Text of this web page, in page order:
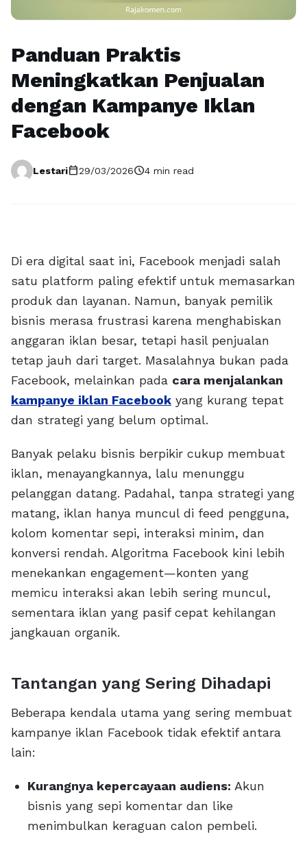
Panduan Praktis
Meningkatkan Penjualan
dengan Kampanye Iklan
Facebook
Lestaricalendar_today29/03/2026schedule4 min read
Di era digital saat ini, Facebook menjadi salah
satu platform paling efektif untuk memasarkan
produk dan layanan. Namun, banyak pemilik
bisnis merasa frustrasi karena menghabiskan
anggaran iklan besar, tetapi hasil penjualan
tetap jauh dari target. Masalahnya bukan pada
Facebook, melainkan pada cara menjalankan
kampanye iklan Facebook yang kurang tepat
dan strategi yang belum optimal.
Banyak pelaku bisnis berpikir cukup membuat
iklan, menayangkannya, lalu menunggu
pelanggan datang. Padahal, tanpa strategi yang
matang, iklan hanya muncul di feed pengguna,
kolom komentar sepi, interaksi minim, dan
konversi rendah. Algoritma Facebook kini lebih
menekankan engagement—konten yang
memicu interaksi akan lebih sering muncul,
sementara iklan yang pasif cepat kehilangan
jangkauan organik.
Tantangan yang Sering Dihadapi
Beberapa kendala utama yang sering membuat
kampanye iklan Facebook tidak efektif antara
lain:
Kurangnya kepercayaan audiens: Akun
bisnis yang sepi komentar dan like
menimbulkan keraguan calon pembeli.